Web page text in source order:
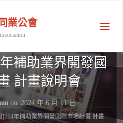
業公會
補助業界開發國
計畫說明會
on 2024 年 6 月 11 日
息轉知
]114年補助業界開發國際市場計畫 計畫